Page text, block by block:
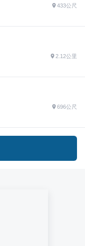
433公尺
2.12公里
696公尺